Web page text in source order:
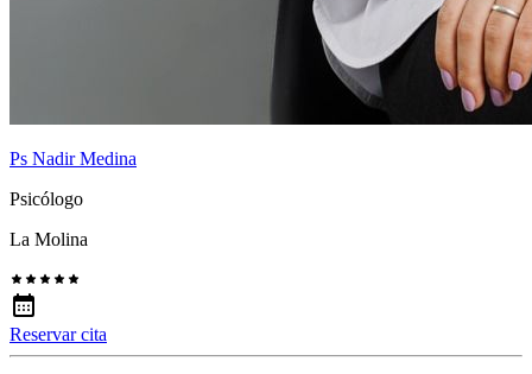
Ps Nadir Medina
Psicólogo
La Molina
Reservar cita